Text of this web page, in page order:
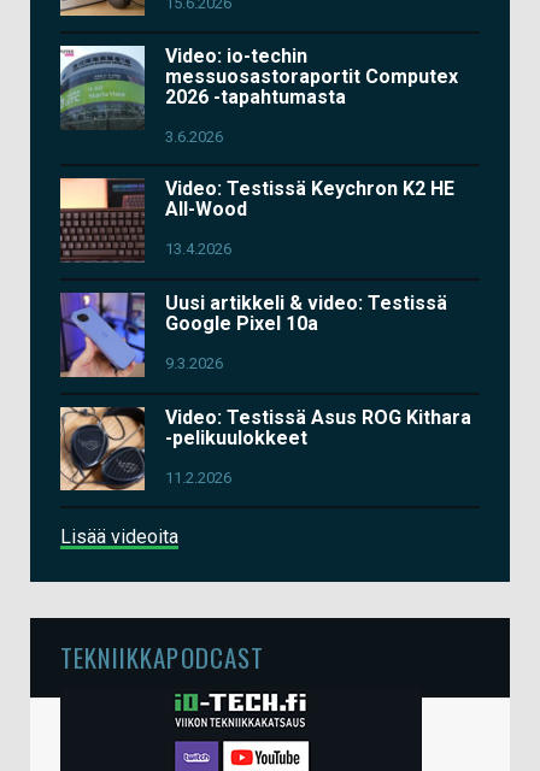
Video: io-techin
messuosastoraportit Computex
2026 -tapahtumasta
3.6.2026
Video: Testissä Keychron K2 HE
All-Wood
13.4.2026
Uusi artikkeli & video: Testissä
Google Pixel 10a
9.3.2026
Video: Testissä Asus ROG Kithara
-pelikuulokkeet
11.2.2026
Lisää videoita
TEKNIIKKAPODCAST